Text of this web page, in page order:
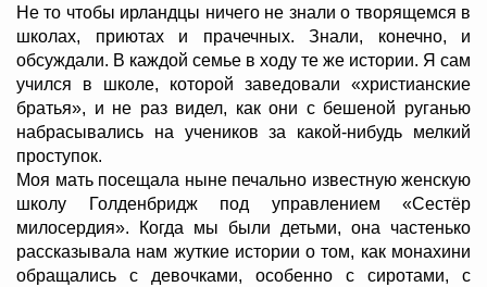
Не то чтобы ирландцы ничего не знали о творящемся в
школах, приютах и прачечных. Знали, конечно, и
обсуждали. В каждой семье в ходу те же истории. Я сам
учился в школе, которой заведовали «христианские
братья», и не раз видел, как они с бешеной руганью
набрасывались на учеников за какой-нибудь мелкий
проступок.
Моя мать посещала ныне печально известную женскую
школу Голденбридж под управлением «Сестёр
милосердия». Когда мы были детьми, она частенько
рассказывала нам жуткие истории о том, как монахини
обращались с девочками, особенно с сиротами, с